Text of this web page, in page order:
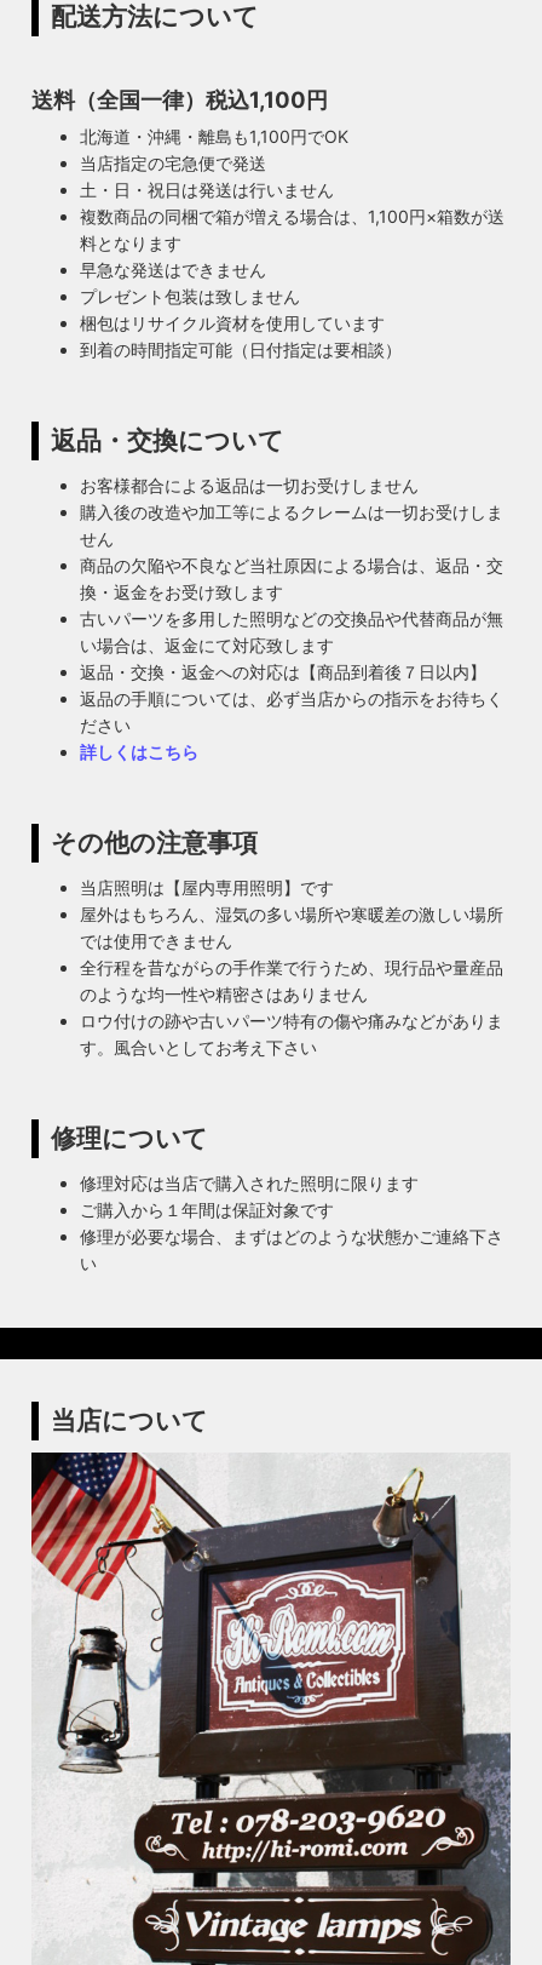
配送方法について
送料（全国一律）税込1,100円
北海道・沖縄・離島も1,100円でOK
当店指定の宅急便で発送
土・日・祝日は発送は行いません
複数商品の同梱で箱が増える場合は、1,100円×箱数が送
料となります
早急な発送はできません
プレゼント包装は致しません
梱包はリサイクル資材を使用しています
到着の時間指定可能（日付指定は要相談）
返品・交換について
お客様都合による返品は一切お受けしません
購入後の改造や加工等によるクレームは一切お受けしま
せん
商品の欠陥や不良など当社原因による場合は、返品・交
換・返金をお受け致します
古いパーツを多用した照明などの交換品や代替商品が無
い場合は、返金にて対応致します
返品・交換・返金への対応は【商品到着後７日以内】
返品の手順については、必ず当店からの指示をお待ちく
ださい
詳しくはこちら
その他の注意事項
当店照明は【屋内専用照明】です
屋外はもちろん、湿気の多い場所や寒暖差の激しい場所
では使用できません
全行程を昔ながらの手作業で行うため、現行品や量産品
のような均一性や精密さはありません
ロウ付けの跡や古いパーツ特有の傷や痛みなどがありま
す。風合いとしてお考え下さい
修理について
修理対応は当店で購入された照明に限ります
ご購入から１年間は保証対象です
修理が必要な場合、まずはどのような状態かご連絡下さ
い
当店について